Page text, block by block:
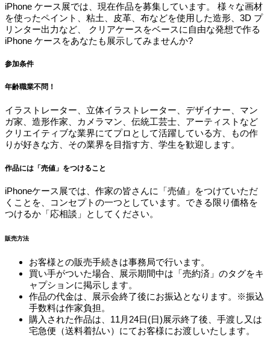
iPhone ケース展では、現在作品を募集しています。 様々な画材
を使ったペイント、粘土、皮革、布などを使用した造形、3D プ
リンター出力など、 クリアケースをベースに自由な発想で作る
iPhone ケースをあなたも展示してみませんか?
参加条件
年齢職業不問！
イラストレーター、立体イラストレーター、デザイナー、マン
ガ家、造形作家、カメラマン、伝統工芸士、アーティストなど
クリエイティブな業界にてプロとして活躍している方、もの作
りが好きな方、その業界を目指す方、学生を歓迎します。
作品には「売値」をつけること
iPhoneケース展では、作家の皆さんに「売値」をつけていただ
くことを、コンセプトの一つとしています。できる限り価格を
つけるか「応相談」としてください。
販売方法
お客様との販売手続きは事務局で行います。
買い手がついた場合、展示期間中は「売約済」のタグをキ
ャプションに掲示します。
作品の代金は、展示会終了後にお振込となります。
※振込
手数料は作家負担。
購入された作品は、11月24日(日)展示終了後、手渡し又は
宅急便 （送料着払い） にてお客様にお渡しいたします。